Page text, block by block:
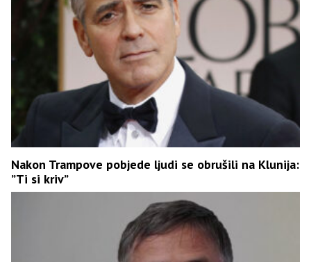
Nakon Trampove pobjede ljudi se obrušili na Klunija:
”Ti si kriv”